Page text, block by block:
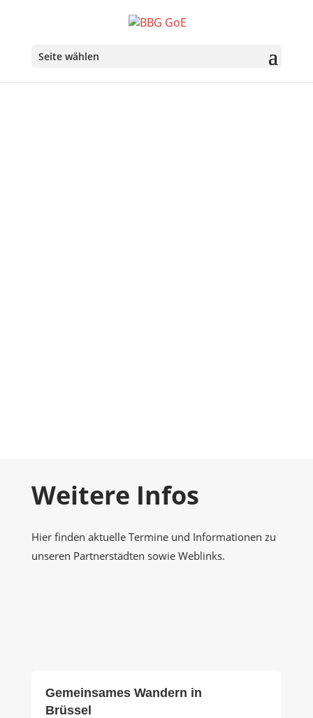
Seite wählen
Weitere Infos
Hier finden aktuelle Termine und Informationen zu
unseren Partnerstädten sowie Weblinks.
Gemeinsames Wandern in
Brüssel